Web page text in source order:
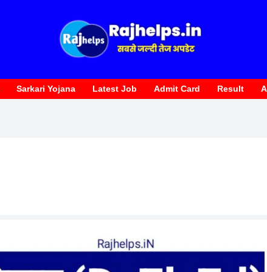
Sarkari Yojana Latest Job Admit Card Result